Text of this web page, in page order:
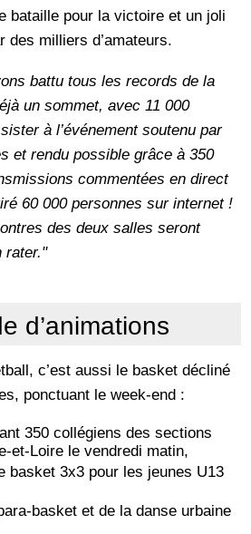
bataille pour la victoire et un joli
des milliers d’amateurs.
battu tous les records de la
un sommet, avec 11 000
à l’événement soutenu par
et rendu possible grâce à 350
commentées en direct
60 000 personnes sur internet !
des deux salles seront
rater."
d’animations
c’est aussi le basket décliné
ponctuant le week-end :
350 collégiens des sections
et-Loire le vendredi matin,
basket 3x3 pour les jeunes U13
basket et de la danse urbaine